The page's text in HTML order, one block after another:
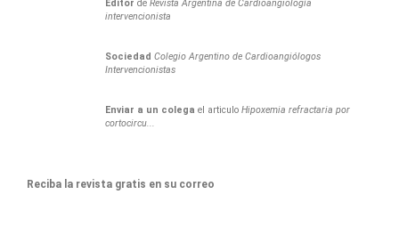
Editor deRevista Argentina de Cardioangiología
intervencionista
Sociedad Colegio Argentino de Cardioangiólogos
Intervencionistas
Enviar a un colega el articuloHipoxemia refractaria por
cortocircu...
Reciba la revista gratis en su correo